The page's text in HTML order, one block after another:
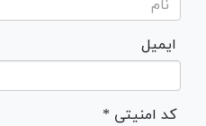
ایمیل
* کد امنیتی